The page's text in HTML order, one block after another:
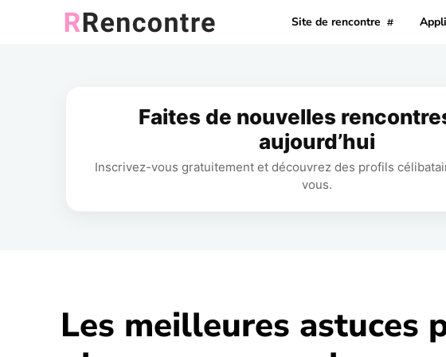
Site de rencontre
Faites de nouvelles
aujourd’hui
Inscrivez-vous gratuitement et découvrez des profils
vous.
Les meilleures astuces